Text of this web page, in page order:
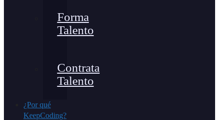
Forma
Talento
Contrata
Talento
¿Por qué
KeepCoding?